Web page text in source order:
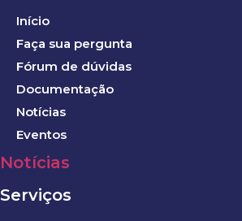
Início
Faça sua pergunta
Fórum de dúvidas
Documentação
Notícias
Eventos
Notícias
Serviços